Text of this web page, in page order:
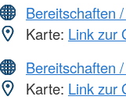
Bereitschaften
Karte: Link zur
Bereitschaften
Karte: Link zur